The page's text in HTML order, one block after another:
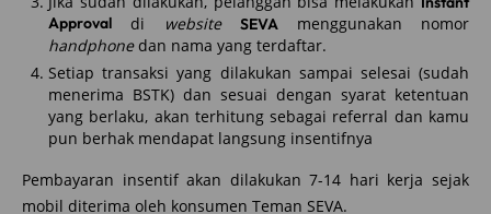
Approval di website SEVA menggunakan nomor
handphonedan nama yang terdaftar. ​
Setiap transaksi yang dilakukan sampai selesai (sudah
menerima BSTK) dan sesuai dengan syarat ketentuan
yang berlaku, akan terhitung sebagai referral dan kamu
pun berhak mendapat langsung insentifnya
Pembayaran insentif akan dilakukan 7-14 hari kerja sejak
mobil diterima oleh konsumen Teman SEVA.​